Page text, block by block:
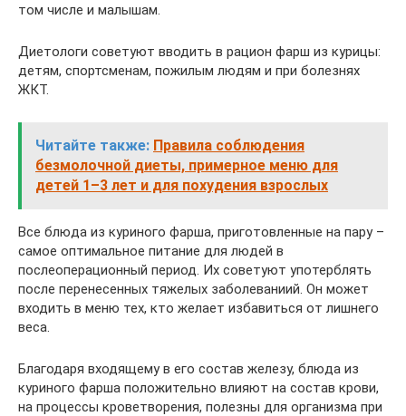
том числе и малышам.
Диетологи советуют вводить в рацион фарш из курицы:
детям, спортсменам, пожилым людям и при болезнях
ЖКТ.
Читайте также: Правила соблюдения
безмолочной диеты, примерное меню для
детей 1–3 лет и для похудения взрослых
Все блюда из куриного фарша, приготовленные на пару –
самое оптимальное питание для людей в
послеоперационный период. Их советуют употерблять
после перенесенных тяжелых заболеваниий. Он может
входить в меню тех, кто желает избавиться от лишнего
веса.
Благодаря входящему в его состав железу, блюда из
куриного фарша положительно влияют на состав крови,
на процессы кроветворения, полезны для организма при